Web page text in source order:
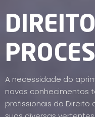
DIREITO
A necessidade do
novos conhecimentos
profissionais do